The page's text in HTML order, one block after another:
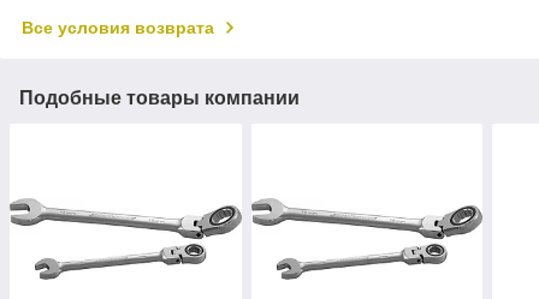
Все условия возврата
Подобные товары компании